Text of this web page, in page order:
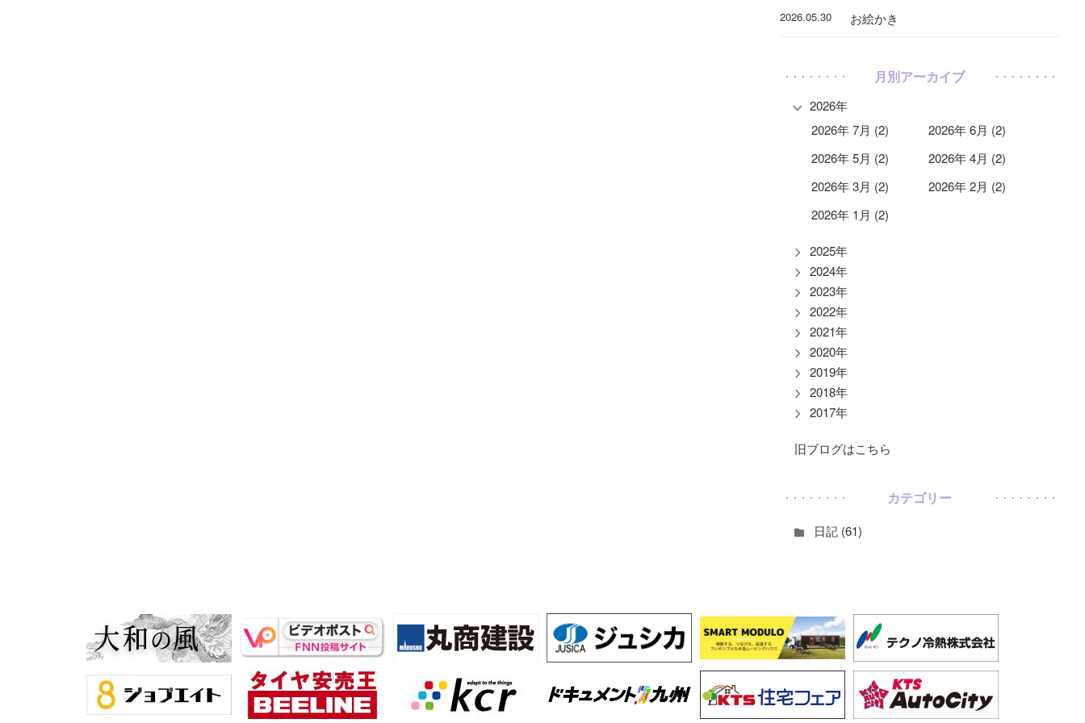
2026.05.30 お絵かき
月別アーカイブ
2026年
2026年 7月 (2)
2026年 6月 (2)
2026年 5月 (2)
2026年 4月 (2)
2026年 3月 (2)
2026年 2月 (2)
2026年 1月 (2)
2025年
2024年
2023年
2022年
2021年
2020年
2019年
2018年
2017年
旧ブログはこちら
カテゴリー
日記 (61)